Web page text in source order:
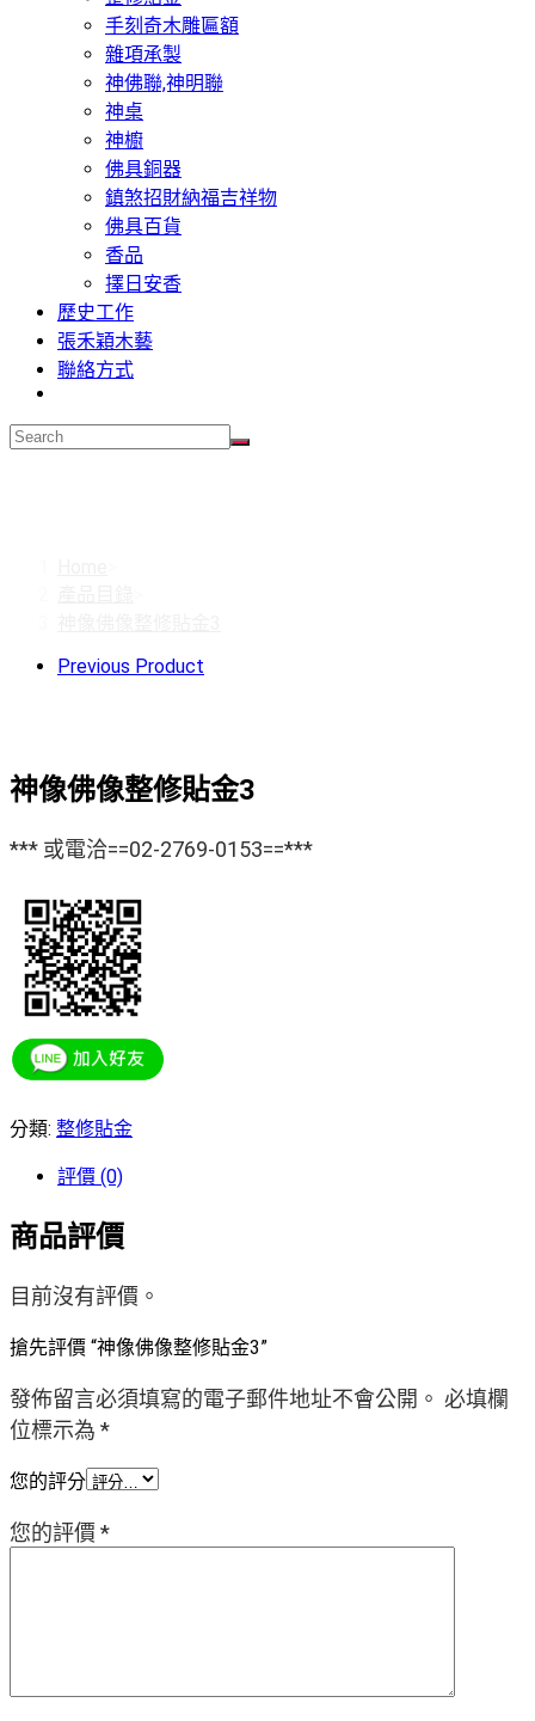
手刻奇木雕匾額
雜項承製
神佛聯,神明聯
神桌
神櫥
佛具銅器
鎮煞招財納福吉祥物
佛具百貨
香品
擇日安香
歷史工作
張禾穎木藝
聯絡方式
Previous Product
神像佛像整修貼金3
*** 或電洽==02-2769-0153==***
分類: 整修貼金
評價 (0)
商品評價
目前沒有評價。
搶先評價 “神像佛像整修貼金3”
發佈留言必須填寫的電子郵件地址不會公開。 必填欄
位標示為 *
您的評分
您的評價 *